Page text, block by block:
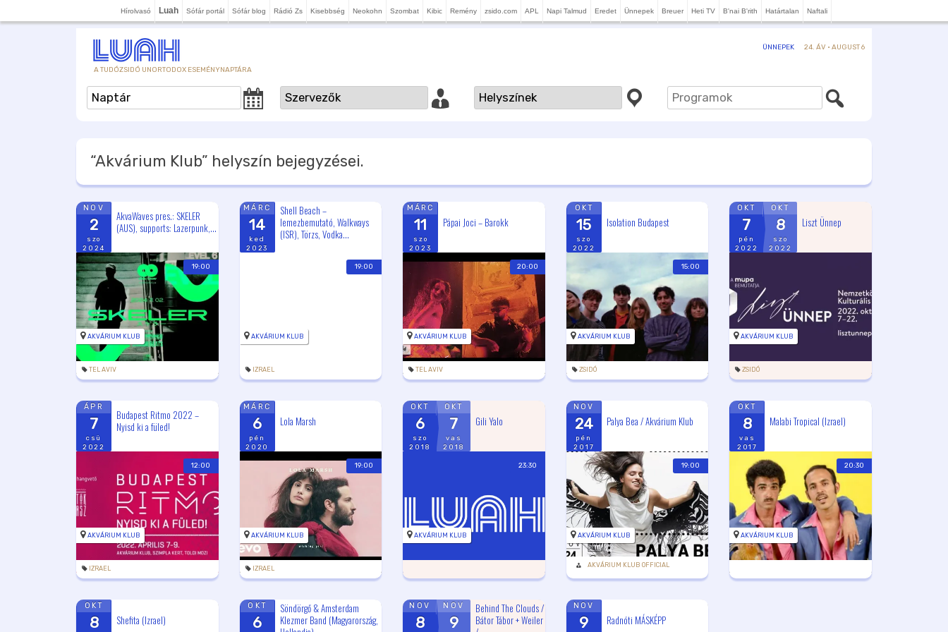
Hírolvasó Luah Sófár portál Sófár blog Rádió Zs Kisebbség Neokohn Szombat Kibic Remény zsido.com APL Napi Talmud Eredet Ünnepek Breuer Heti TV B'nai B'rith Határtalan Naftali
A TUDÓZSIDÓ UNORTODOX ESEMÉNYNAPTÁRA
ÜNNEPEK 24. ÁV · AUGUST 6
“Akvárium Klub” helyszín bejegyzései.
NOV
2
szo
2024
AkvaWaves pres.: SKELER
(AUS), supports: Lazerpunk,...
19:00
AKVÁRIUM KLUB
TEL AVIV
MÁRC
14
ked
2023
Shell Beach –
lemezbemutató, Walkways
(ISR), Törzs, Vodka...
19:00
AKVÁRIUM KLUB
IZRAEL
MÁRC
11
szo
2023
Pápai Joci – Barokk
20:00
AKVÁRIUM KLUB
TEL AVIV
OKT
15
szo
2022
Isolation Budapest
15:00
AKVÁRIUM KLUB
ZSIDÓ
OKT
7
pén
2022
OKT
8
szo
2022
Liszt Ünnep
AKVÁRIUM KLUB
ZSIDÓ
ÁPR
7
csü
2022
Budapest Ritmo 2022 –
Nyisd ki a füled!
12:00
AKVÁRIUM KLUB
IZRAEL
MÁRC
6
pén
2020
Lola Marsh
19:00
AKVÁRIUM KLUB
IZRAEL
OKT
6
szo
2018
OKT
7
vas
2018
Gili Yalo
23:30
AKVÁRIUM KLUB
NOV
24
pén
2017
Palya Bea / Akvárium Klub
19:00
AKVÁRIUM KLUB
AKVÁRIUM KLUB OFFICIAL
OKT
8
vas
2017
Malabi Tropical (Izrael)
20:30
AKVÁRIUM KLUB
OKT
8 Shefita (Izrael)
OKT
6
Söndörgő & Amsterdam
Klezmer Band (Magyarország,
NOV
8
NOV
9
Behind The Clouds /
Bátor Tábor + Weiler
NOV
9 Radnóti MÁSKÉPP